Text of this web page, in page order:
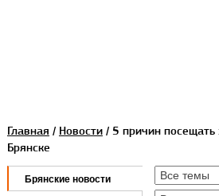
Главная / Новости/ 5 причин посещать
Брянске
Брянские новости